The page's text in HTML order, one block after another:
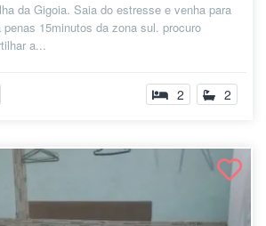
da Gigoia. Saia do estresse e venha para
penas 15minutos da zona sul. procuro
a...
2 2